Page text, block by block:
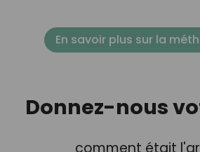
En savoir plus sur la
Donnez-nous